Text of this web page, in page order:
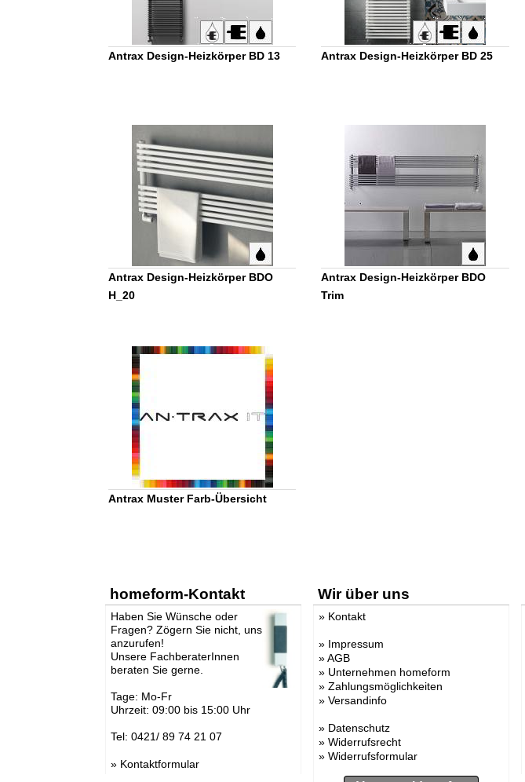
Antrax Design-Heizkörper BD 13 Antrax Design-Heizkörper BD 25
Antrax Design-Heizkörper BDO
H_20
Antrax Design-Heizkörper BDO
Trim
Antrax Muster Farb-Übersicht
homeform-Kontakt
Haben Sie Wünsche oder
Fragen? Zögern Sie nicht, uns
anzurufen!
Unsere FachberaterInnen
beraten Sie gerne.
Tage: Mo-Fr
Uhrzeit: 09:00 bis 15:00 Uhr
Tel: 0421/ 89 74 21 07
» Kontaktformular
Wir über uns
» Kontakt
» Impressum
»AGB
» Unternehmen homeform
» Zahlungsmöglichkeiten
» Versandinfo
» Datenschutz
» Widerrufsrecht
» Widerrufsformular